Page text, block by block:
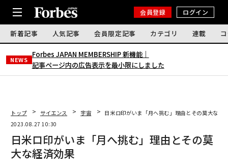
会員登録 ログイン
新着記事 人気記事 会員限定記事 カテゴリ 連載
NEWS
Forbes JAPAN MEMBERSHIP 新機能｜
記事ページ内の広告表示を最小限にしました
トップ サイエンス 宇宙
日米ロ印がいま「月へ挑む」理由とその莫大な経
2023.08.27 10:30
日米ロ印がいま「月へ挑む」理由とその莫
大な経済効果